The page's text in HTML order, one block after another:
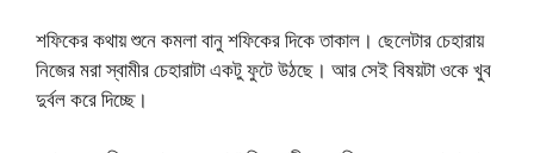
শফিকের কথায় শুনে কমলা বানু শফিকের দিকে তাকাল। ছেলেটার চেহারায়
নিজের মরা স্বামীর চেহারাটা একটু ফুটে উঠছে। আর সেই বিষয়টা ওকে খুব
দুর্বল করে দিচ্ছে।